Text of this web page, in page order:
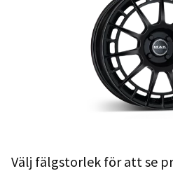
Välj fälgstorlek för att se